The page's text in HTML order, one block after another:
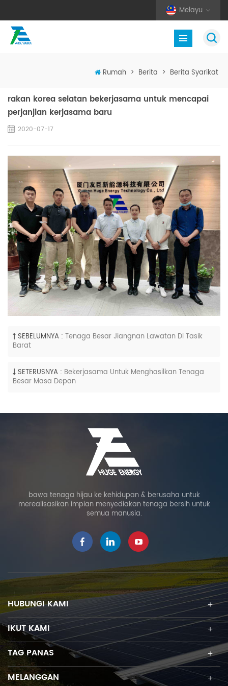
Melayu
Rumah > Berita > Berita Syarikat
rakan korea selatan bekerjasama untuk mencapai
perjanjian kerjasama baru
2020-07-17
SEBELUMNYA : Tenaga Besar Jiangnan Lawatan Di Tasik
Barat
SETERUSNYA : Bekerjasama Untuk Menghasilkan Tenaga
Besar Masa Depan
bawa tenaga hijau ke kehidupan & berusaha untuk
merealisasikan impian menyediakan tenaga bersih untuk
semua manusia.
HUBUNGI KAMI
IKUT KAMI
TAG PANAS
MELANGGAN